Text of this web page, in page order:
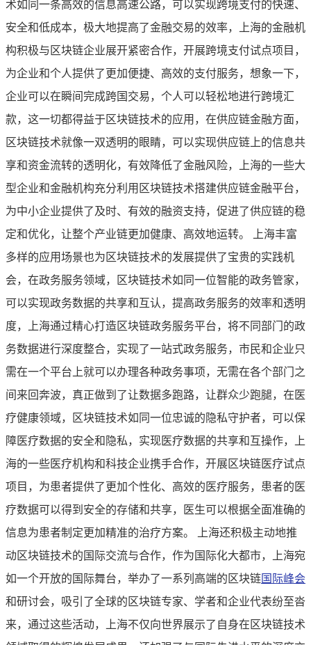
术如同一条高效的信息高速公路，可以实现跨境支付的快速、
安全和低成本，极大地提高了金融交易的效率，上海的金融机
构积极与区块链企业展开紧密合作，开展跨境支付试点项目，
为企业和个人提供了更加便捷、高效的支付服务，想象一下，
企业可以在瞬间完成跨国交易，个人可以轻松地进行跨境汇
款，这一切都得益于区块链技术的应用，在供应链金融方面，
区块链技术就像一双透明的眼睛，可以实现供应链上的信息共
享和资金流转的透明化，有效降低了金融风险，上海的一些大
型企业和金融机构充分利用区块链技术搭建供应链金融平台，
为中小企业提供了及时、有效的融资支持，促进了供应链的稳
定和优化，让整个产业链更加健康、高效地运转。 上海丰富
多样的应用场景也为区块链技术的发展提供了宝贵的实践机
会，在政务服务领域，区块链技术如同一位智能的政务管家，
可以实现政务数据的共享和互认，提高政务服务的效率和透明
度，上海通过精心打造区块链政务服务平台，将不同部门的政
务数据进行深度整合，实现了一站式政务服务，市民和企业只
需在一个平台上就可以办理各种政务事项，无需在各个部门之
间来回奔波，真正做到了让数据多跑路，让群众少跑腿，在医
疗健康领域，区块链技术如同一位忠诚的隐私守护者，可以保
障医疗数据的安全和隐私，实现医疗数据的共享和互操作，上
海的一些医疗机构和科技企业携手合作，开展区块链医疗试点
项目，为患者提供了更加个性化、高效的医疗服务，患者的医
疗数据可以得到安全的存储和共享，医生可以根据全面准确的
信息为患者制定更加精准的治疗方案。 上海还积极主动地推
动区块链技术的国际交流与合作，作为国际化大都市，上海宛
如一个开放的国际舞台，举办了一系列高端的区块链国际峰会
和研讨会，吸引了全球的区块链专家、学者和企业代表纷至沓
来，通过这些活动，上海不仅向世界展示了自身在区块链技术